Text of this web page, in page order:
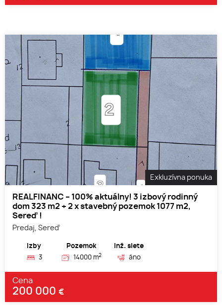
Exkluzívna ponuka
REALFINANC – 100% aktuálny! 3 izbový rodinný
dom 323 m2 + 2 x stavebný pozemok 1077 m2,
Sereď !
Predaj, Sereď
Izby
3
Pozemok
14000 m2
Inž. siete
áno
Cena
200 000 €